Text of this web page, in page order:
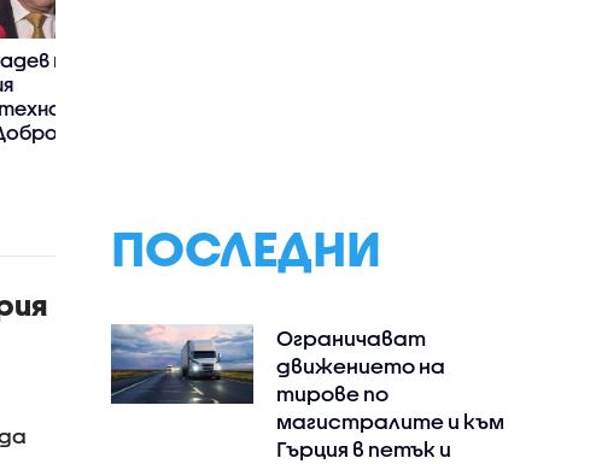
посети
ПОСЛЕДНИ
Ограничават
движението на
тирове по
магистралите и към
Гърция в петък и